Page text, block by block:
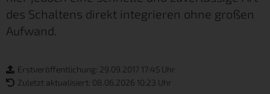
des Schaltens direkt integrieren ohne großen
Aufwand.
Erstveröffentlichung: 29.09.2017 17:45 Uhr
Zuletzt aktualisiert: 08.06.2026 10:23 Uhr